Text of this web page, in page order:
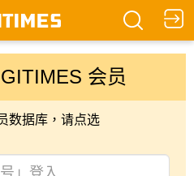
会员
数据库，请点选